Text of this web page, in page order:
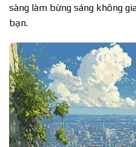
sàng làm bừng sáng không
bạn.